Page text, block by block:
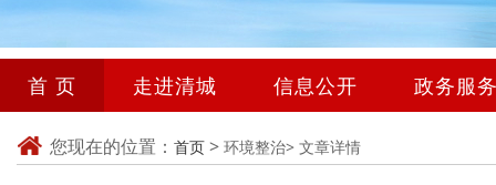
首 页 走进清城 信息公开 政务服
您现在的位置： 首页 > 环境整治> 文章详情